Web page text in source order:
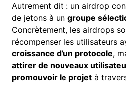
Autrement dit : un airdrop
de jetons à un groupe
Concrètement, les airdrops
récompenser les utilisateurs
croissance d’un protocole,
attirer de nouveaux
promouvoir le projet à